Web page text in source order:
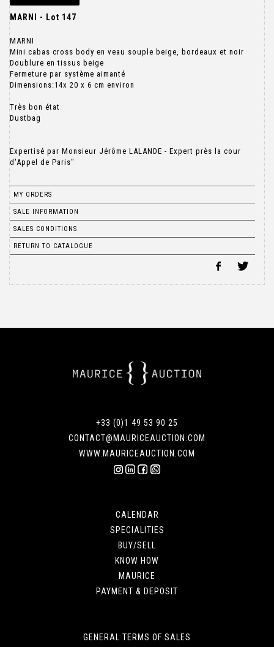
MARNI - Lot 147
MARNI
Mini cabas cross body en veau souple beige, bordeaux et noir
Doublure en tissus beige
Fermeture par système aimanté
Dimensions:14x 20 x 6 cm environ
Très bon état
Dustbag
Expertisé par Monsieur Jérôme LALANDE - Expert près la cour
d'Appel de Paris"
MY ORDERS
SALE INFORMATION
SALES CONDITIONS
RETURN TO CATALOGUE
+33 (0)1 49 53 90 25
CONTACT@MAURICEAUCTION.COM
WWW.MAURICEAUCTION.COM
CALENDAR
SPECIALITIES
BUY/SELL
KNOW HOW
MAURICE
PAYMENT & DEPOSIT
GENERAL TERMS OF SALES